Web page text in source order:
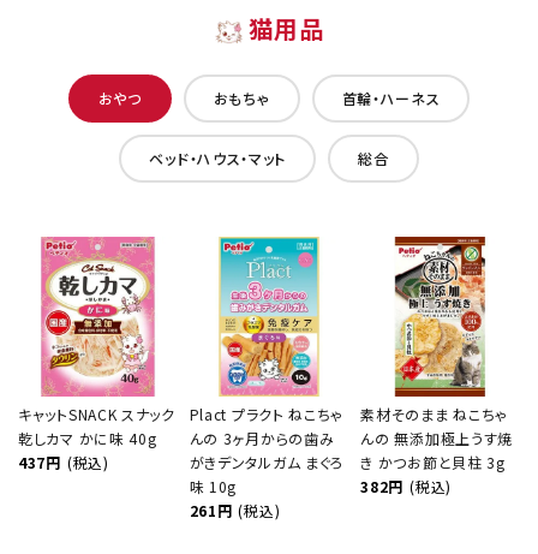
猫用品
おやつ おもちゃ 首輪・ハーネス
ベッド・ハウス・マット 総合
キャットSNACK スナック
乾しカマ かに味 40g
437円 (税込)
Plact プラクト ねこちゃ
んの 3ヶ月からの歯み
がきデンタルガム まぐろ
味 10g
261円 (税込)
素材そのまま ねこちゃ
んの 無添加極上うす焼
き かつお節と貝柱 3g
382円 (税込)